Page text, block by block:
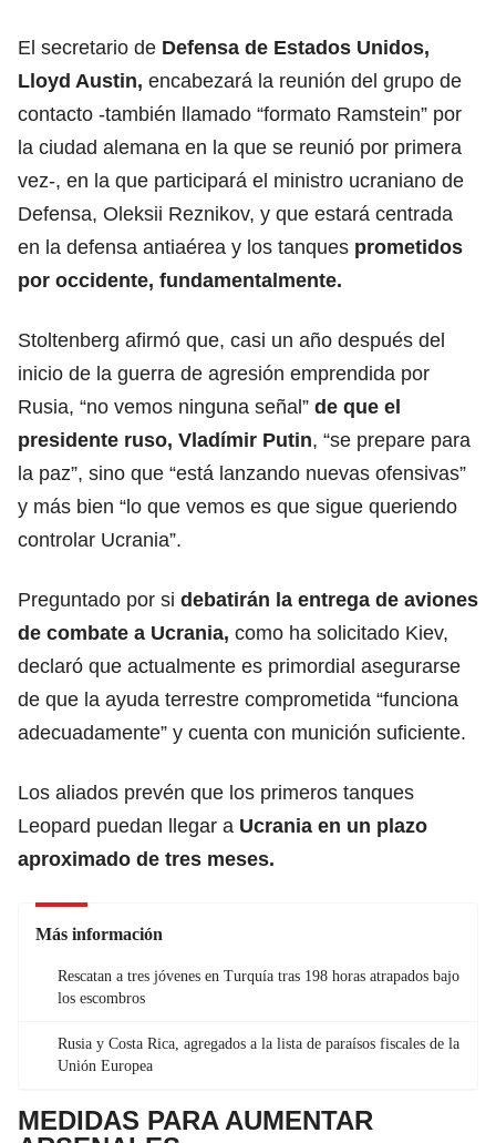
El secretario de Defensa de Estados Unidos,
Lloyd Austin, encabezará la reunión del grupo de
contacto -también llamado “formato Ramstein” por
la ciudad alemana en la que se reunió por primera
vez-, en la que participará el ministro ucraniano de
Defensa, Oleksii Reznikov, y que estará centrada
en la defensa antiaérea y los tanques prometidos
por occidente, fundamentalmente.
Stoltenberg afirmó que, casi un año después del
inicio de la guerra de agresión emprendida por
Rusia, “no vemos ninguna señal” de que el
presidente ruso, Vladímir Putin, “se prepare para
la paz”, sino que “está lanzando nuevas ofensivas”
y más bien “lo que vemos es que sigue queriendo
controlar Ucrania”.
Preguntado por si debatirán la entrega de aviones
de combate a Ucrania, como ha solicitado Kiev,
declaró que actualmente es primordial asegurarse
de que la ayuda terrestre comprometida “funciona
adecuadamente” y cuenta con munición suficiente.
Los aliados prevén que los primeros tanques
Leopard puedan llegar a Ucrania en un plazo
aproximado de tres meses.
Más información
Rescatan a tres jóvenes en Turquía tras 198 horas atrapados bajo
los escombros
Rusia y Costa Rica, agregados a la lista de paraísos fiscales de la
Unión Europea
MEDIDAS PARA AUMENTAR